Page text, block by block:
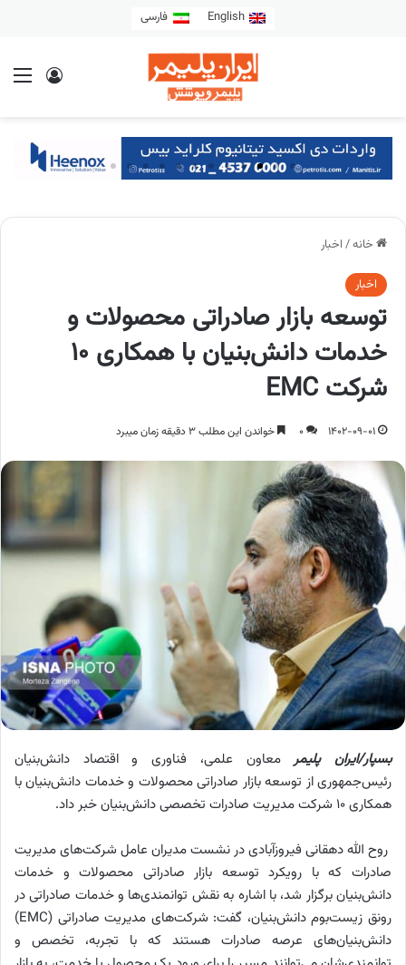
English فارسی
خانه/ اخبار
اخبار
توسعه بازار صادراتی محصولات و
خدمات دانش‌بنیان با همکاری ۱۰
شرکت EMC
1402-09-01
0 خواندن این مطلب 3 دقیقه زمان میبرد
بسپار/ایران پلیمرمعاون علمی، فناوری و اقتصاد دانش‌بنیان
رئیس‌جمهوری از توسعه بازار صادراتی محصولات و خدمات دانش‌بنیان با
همکاری ۱۰ شرکت مدیریت صادرات تخصصی دانش‌بنیان خبر داد.
روح الله دهقانی فیروزآبادی در نشست مدیران عامل شرکت‌های مدیریت
صادرات که با رویکرد توسعه بازار صادراتی محصولات و خدمات
دانش‌بنیان برگزار شد، با اشاره به نقش توانمندی‌ها و خدمات صادراتی در
رونق زیست‌بوم دانش‌بنیان، گفت: شرکت‌های مدیریت صادراتی (EMC)
دانش‌بنیان‌های عرصه صادرات هستند که با تجربه، تخصص و